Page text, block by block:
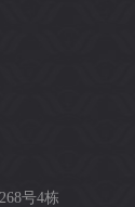
号4栋